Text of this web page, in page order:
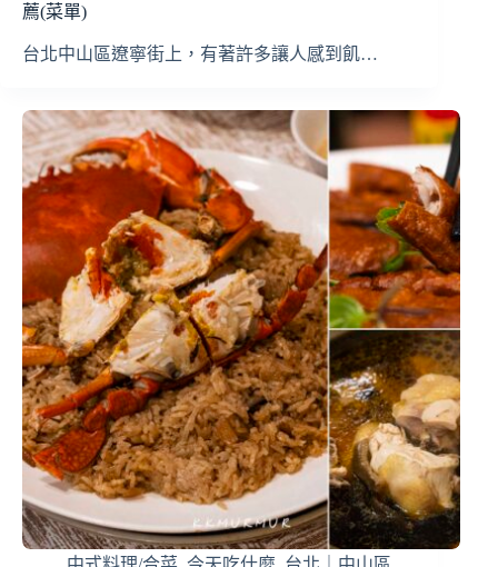
薦(菜單)
台北中山區遼寧街上，有著許多讓人感到飢…